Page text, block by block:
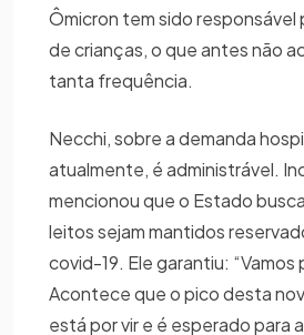
Ômicron tem sido responsável
de crianças, o que antes não
tanta frequência.
Necchi, sobre a demanda
atualmente, é administrável.
mencionou que o Estado
leitos sejam mantidos
covid-19. Ele garantiu: “Vamos
Acontece que o pico desta
está por vir e é esperado para